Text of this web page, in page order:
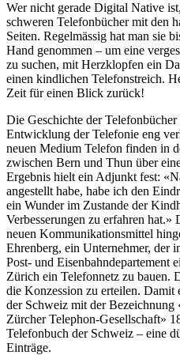
Wer nicht gerade Digital Native
schweren Telefonbücher mit den
Seiten. Regelmässig hat man sie
Hand genommen – um eine
zu suchen, mit Herzklopfen ein
einen kindlichen Telefonstreich.
Zeit für einen Blick zurück!
Die Geschichte der
Entwicklung der Telefonie eng
neuen Medium Telefon finden in
zwischen Bern und Thun über
Ergebnis hielt ein Adjunkt fest:
angestellt habe, habe ich den
ein Wunder im Zustande der
Verbesserungen zu erfahren
neuen Kommunikationsmittel
Ehrenberg, ein Unternehmer, der
Post- und Eisenbahndepartement
Zürich ein Telefonnetz zu bauen.
die Konzession zu erteilen. Damit
der Schweiz mit der Bezeichnung
Zürcher Telephon-Gesellschaft»
Telefonbuch der Schweiz – eine
Einträge.